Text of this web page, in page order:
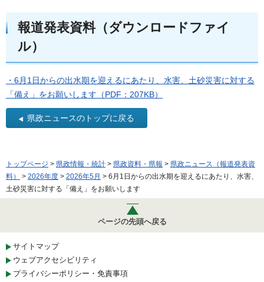
報道発表資料（ダウンロードファイ
ル）
・6月1日からの出水期を迎えるにあたり、水害、土砂災害に対する
「備え」をお願いします（PDF：207KB）
県政ニュースのトップに戻る
トップページ > 県政情報・統計 > 県政資料・県報 > 県政ニュース（報道発表資
料）
> 2026年度 > 2026年5月 > 6月1日からの出水期を迎えるにあたり、水害、
土砂災害に対する「備え」をお願いします
ページの先頭へ戻る
サイトマップ
ウェブアクセシビリティ
プライバシーポリシー・免責事項